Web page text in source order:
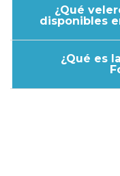
¿Qué
disponibles
¿Qué es